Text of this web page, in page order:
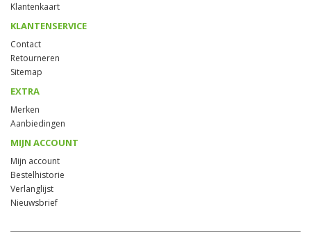
Klantenkaart
KLANTENSERVICE
Contact
Retourneren
Sitemap
EXTRA
Merken
Aanbiedingen
MIJN ACCOUNT
Mijn account
Bestelhistorie
Verlanglijst
Nieuwsbrief